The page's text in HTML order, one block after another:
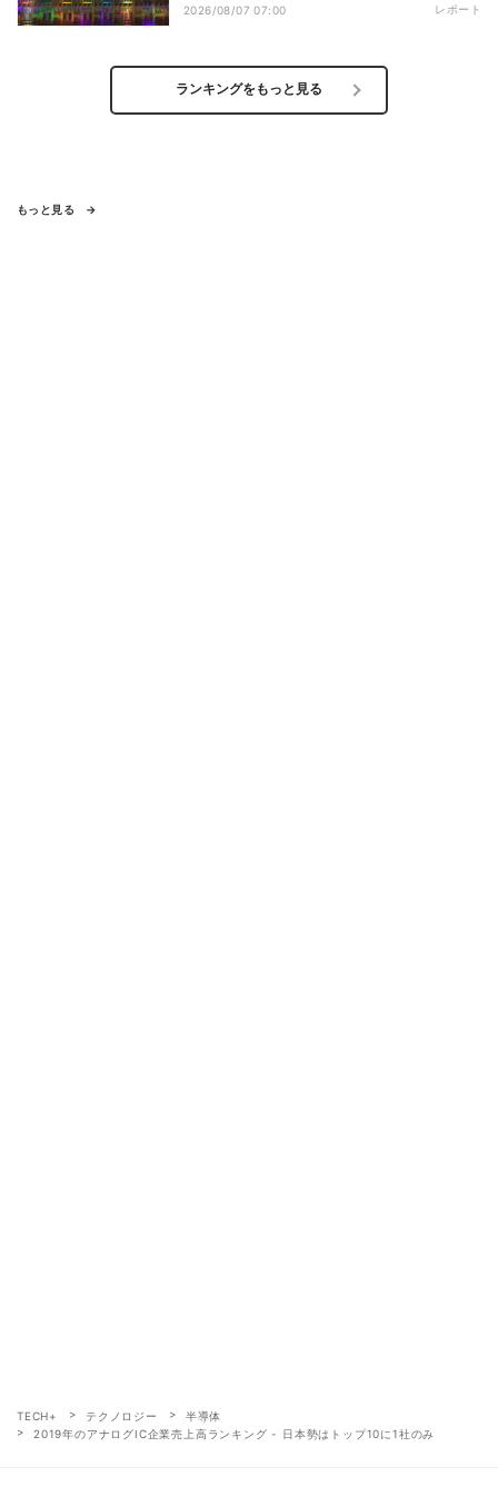
2026/08/07 07:00 レポート
ランキングをもっと見る
もっと見る
TECH+ テクノロジー
半導体
2019年のアナログIC企業売上高ランキング - 日本勢はトップ10に1社のみ